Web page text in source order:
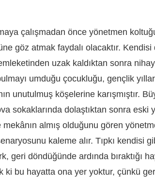
çalışmadan önce yönetmen
göz atmak faydalı olacaktır. Kendisi
uzak kaldıktan sonra
umduğu çocukluğu, gençlik
unutulmuş köşelerine karışmıştır.
sokaklarında dolaştıktan sonra eski
mekânın almış olduğunu gören
kaleme alır. Tıpkı kendisi
geri döndüğünde ardında bıraktığı
ki bu hayatta ona yer yoktur, çünkü